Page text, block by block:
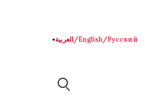
Русский
/
English
/العربية●